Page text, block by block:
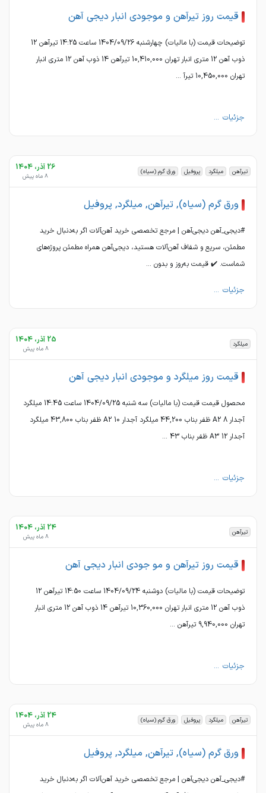
قیمت روز تیرآهن و موجودی انبار دیجی آهن
توضیحات قیمت (با مالیات) چهارشنبه 1404/09/26 ساعت 14:25 تیرآهن 12
ذوب آهن 12 متری انبار تهران 10,410,000 تیرآهن 14 ذوب آهن 12 متری انبار
تهران 10,450,000 تیرآ ...
جزئیات ...
تیرآهن میلگرد پروفیل ورق گرم (سیاه) 26 آذر، 1404
8 ماه پیش
ورق گرم (سیاه), تیرآهن, میلگرد, پروفیل
#دیجی_آهن دیجی‌آهن | مرجع تخصصی خرید آهن‌آلات اگر به‌دنبال خرید
مطمئن، سریع و شفاف آهن‌آلات هستید، دیجی‌آهن همراه مطمئن پروژه‌های
شماست. ✔️ قیمت به‌روز و بدون ...
جزئیات ...
میلگرد 25 آذر، 1404
8 ماه پیش
قیمت روز میلگرد و موجودی انبار دیجی آهن
محصول قیمت قیمت (با مالیات) سه شنبه 1404/09/25 ساعت 14:45 میلگرد
آجدار 8 A2 ظفر بناب 44,200 میلگرد آجدار 10 A2 ظفر بناب 43,800 میلگرد
آجدار 12 A3 ظفر بناب 43 ...
جزئیات ...
تیرآهن 24 آذر، 1404
8 ماه پیش
قیمت روز تیرآهن و مو جودی انبار دیجی آهن
توضیحات قیمت (با مالیات) دوشنبه 1404/09/24 ساعت 14:50 تیرآهن 12
ذوب آهن 12 متری انبار تهران 10,360,000 تیرآهن 14 ذوب آهن 12 متری انبار
تهران 9,940,000 تیرآهن ...
جزئیات ...
تیرآهن میلگرد پروفیل ورق گرم (سیاه) 24 آذر، 1404
8 ماه پیش
ورق گرم (سیاه), تیرآهن, میلگرد, پروفیل
#دیجی_آهن دیجی‌آهن | مرجع تخصصی خرید آهن‌آلات اگر به‌دنبال خرید